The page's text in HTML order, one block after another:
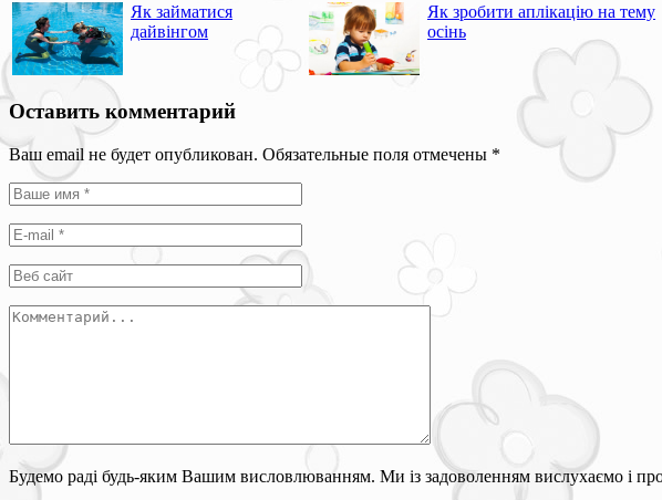
Як займатися
дайвінгом
Як зробити аплікацію на тему
осінь
Оставить комментарий
Ваш email не будет опубликован. Обязательные поля отмечены *
Будемо раді будь-яким Вашим висловлюванням. Ми із задоволенням вислухаємо і